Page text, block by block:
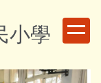
小學